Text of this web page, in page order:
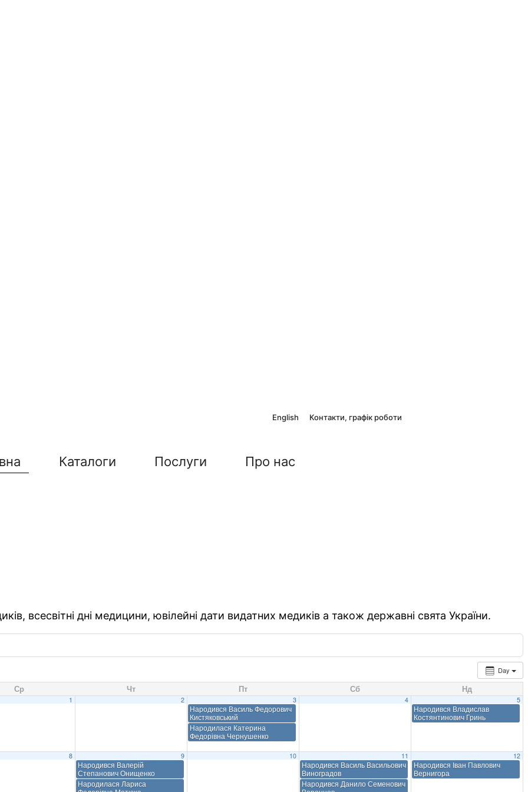
English Контакти, графік роботи
Каталоги Послуги Про нас
всесвітні дні медицини, ювілейні дати видатних медиків а також державні свята України.
Day
Ср Чт Пт Сб Нд
1 2 3
Народився Василь Федорович
Кистяковський
Народилася Катерина
Федорівна Чернушенко
4 5
Народився Владислав
Костянтинович Гринь
8 9
Народився Валерій
Степанович Онищенко
Народилася Лариса
10 11
Народився Василь Васильович
Виноградов
Народився Данило Семенович
12
Народився Іван Павлович
Вернигора